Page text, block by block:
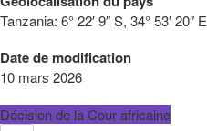
Tanzania: 6° 22′ 9″ S, 34° 53′ 20″ E
Date de modification
10 mars 2026
Décision de la Cour africaine